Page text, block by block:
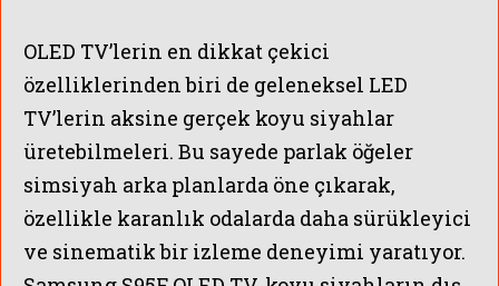
OLED TV’lerin en dikkat çekici
özelliklerinden biri de geleneksel LED
TV’lerin aksine gerçek koyu siyahlar
üretebilmeleri. Bu sayede parlak öğeler
simsiyah arka planlarda öne çıkarak,
özellikle karanlık odalarda daha sürükleyici
ve sinematik bir izleme deneyimi yaratıyor.